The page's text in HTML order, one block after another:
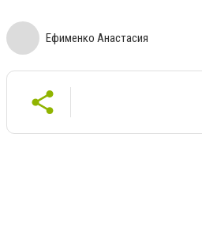
Ефименко Анастасия